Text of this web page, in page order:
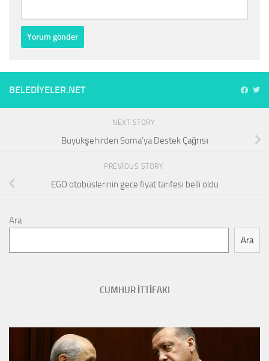
BELEDIYELER.NET
NEXT STORY
Büyükşehirden Soma’ya Destek Çağrısı
PREVIOUS STORY
EGO otobüslerinin gece fiyat tarifesi belli oldu
Ara
Ara
CUMHUR İTTİFAKI